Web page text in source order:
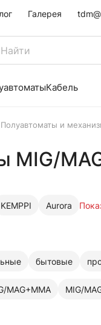
Галерея
Кабель
и
KEMPPI Aurora
бытовые
MAG+MMA MIG/